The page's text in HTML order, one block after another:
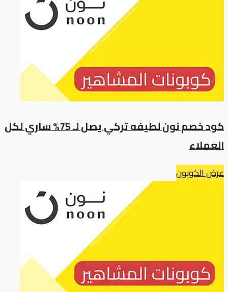
كود خصم نون لطيفه تركي يصل لـ 75% ساري لكل
العملاء
عرض الكوبون